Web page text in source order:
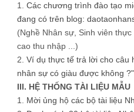
1. Các chương trình đào tạo
đang có trên blog:
(Nghề Nhân sự, Sinh viên thực
cao thu nhập ...)
2. Ví dụ thực tế trả lời cho câu
nhân sự có giàu được không ?"
III. HỆ THỐNG TÀI LIỆU MẪU
1. Mời ủng hộ các bộ tài liệu